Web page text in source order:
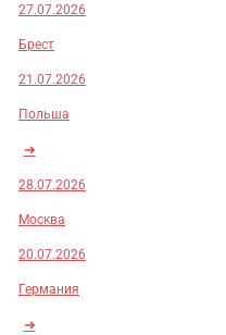
27.07.2026
Брест
21.07.2026
Польша
➜
28.07.2026
Москва
20.07.2026
Германия
➜